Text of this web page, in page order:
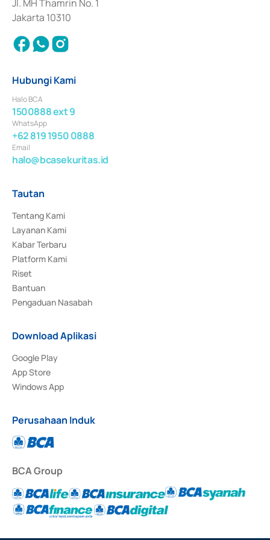
Jl. MH Thamrin No. 1
Jakarta 10310
Hubungi Kami
Halo BCA
1500888 ext 9
WhatsApp
+62 819 1950 0888
Email
halo@bcasekuritas.id
Tautan
Tentang Kami
Layanan Kami
Kabar Terbaru
Platform Kami
Riset
Bantuan
Pengaduan Nasabah
Download Aplikasi
Google Play
App Store
Windows App
Perusahaan Induk
BCA Group